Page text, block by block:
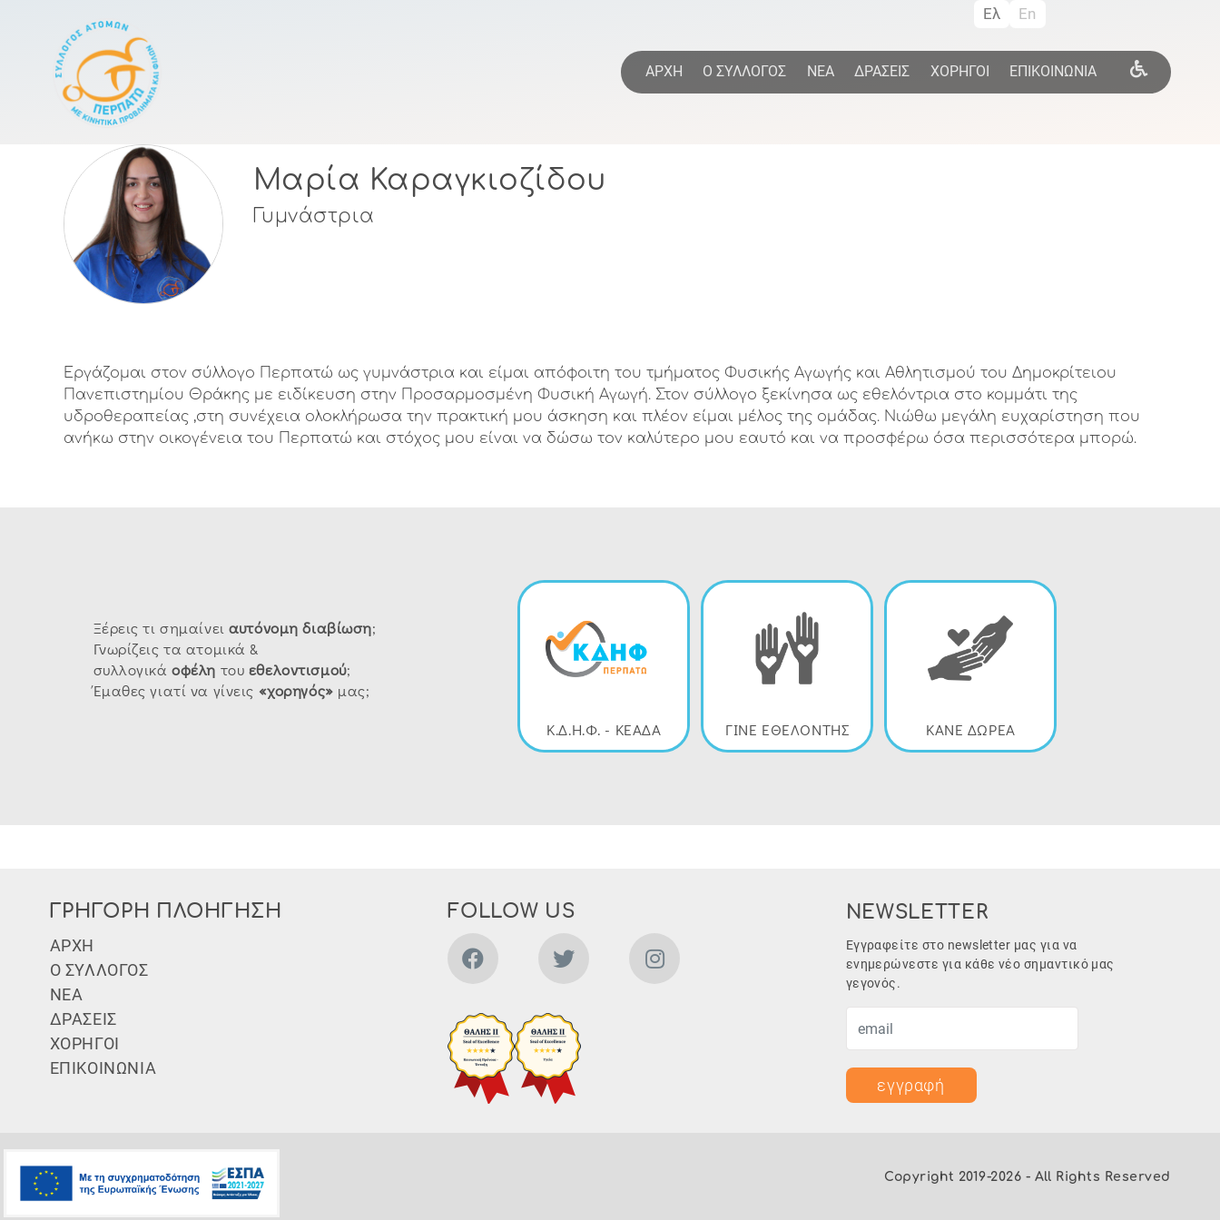
κυρίως
περιεχόμενο
ΑΡΧΗ Ο ΣΥΛΛΟΓΟΣ ΝΕΑ ΔΡΑΣΕΙΣ ΧΟΡΗΓΟΙ ΕΠΙΚΟΙΝΩΝΙΑ
Ελ En
Μαρία Καραγκιοζίδου
Γυμνάστρια
Εργάζομαι στον σύλλογο Περπατώ ως γυμνάστρια και είμαι απόφοιτη του τμήματος Φυσικής Αγωγής και Αθλητισμού του Δημοκρίτειου
Πανεπιστημίου Θράκης με ειδίκευση στην Προσαρμοσμένη Φυσική Αγωγή. Στον σύλλογο ξεκίνησα ως εθελόντρια στο κομμάτι της
υδροθεραπείας ,στη συνέχεια ολοκλήρωσα την πρακτική μου άσκηση και πλέον είμαι μέλος της ομάδας. Νιώθω μεγάλη ευχαρίστηση που
ανήκω στην οικογένεια του Περπατώ και στόχος μου είναι να δώσω τον καλύτερο μου εαυτό και να προσφέρω όσα περισσότερα μπορώ.
Ξέρεις τι σημαίνειαυτόνομη διαβίωση;
Γνωρίζεις τα ατομικά &
συλλογικάοφέλη του εθελοντισμού;
Έμαθες γιατί να γίνεις «χορηγός» μας;
Κ.Δ.Η.Φ. - ΚΕΑΔΑ
ΓΙΝΕ ΕΘΕΛΟΝΤΗΣ ΚΑΝΕ ΔΩΡΕΑ
ΓΡΗΓΟΡΗ ΠΛΟΗΓΗΣΗ
Subfooter Menu
ΑΡΧΗ
Ο ΣΥΛΛΟΓΟΣ
ΝΕΑ
ΔΡΑΣΕΙΣ
ΧΟΡΗΓΟΙ
ΕΠΙΚΟΙΝΩΝΙΑ
FOLLOW US NEWSLETTER
Εγγραφείτε στο newsletter μας για να
ενημερώνεστε για κάθε νέο σημαντικό μας
γεγονός.
εγγραφή
Copyright 2019-2026 - All Rights Reserved